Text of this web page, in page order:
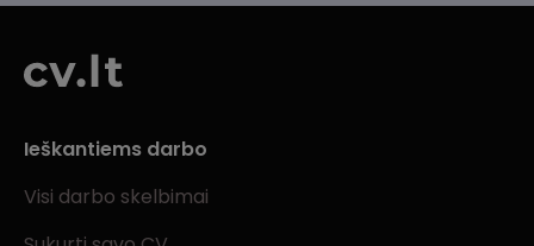
Ieškantiems darbo
Visi darbo skelbimai